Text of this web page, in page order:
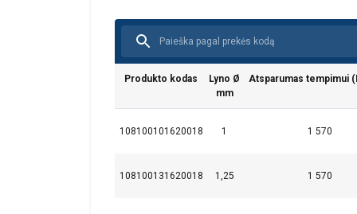
Produkto kodas
Lyno Ø
mm
Atsparumas tempimui
108100101620018 1 1 570
108100131620018 1,25 1 570
Ši svetainė
Naudojame
informacija
ją sujungti su